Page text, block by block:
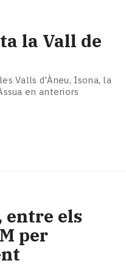
la Vall de
Valls d'Àneu, Isona, la
en anteriors
entre els
per